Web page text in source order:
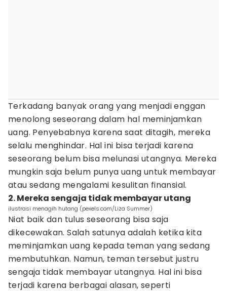
Terkadang banyak orang yang menjadi enggan
menolong seseorang dalam hal meminjamkan
uang. Penyebabnya karena saat ditagih, mereka
selalu menghindar. Hal ini bisa terjadi karena
seseorang belum bisa melunasi utangnya. Mereka
mungkin saja belum punya uang untuk membayar
atau sedang mengalami kesulitan finansial.
2. Mereka sengaja tidak membayar utang
ilustrasi menagih hutang (pexels.com/Liza Summer)
Niat baik dan tulus seseorang bisa saja
dikecewakan. Salah satunya adalah ketika kita
meminjamkan uang kepada teman yang sedang
membutuhkan. Namun, teman tersebut justru
sengaja tidak membayar utangnya. Hal ini bisa
terjadi karena berbagai alasan, seperti